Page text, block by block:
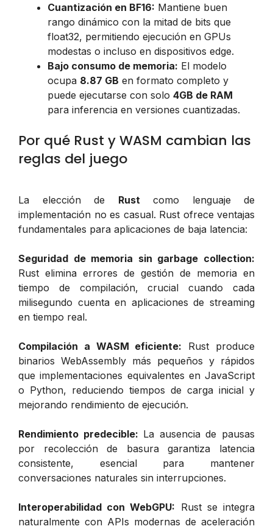
Cuantización en BF16: Mantiene buen
rango dinámico con la mitad de bits que
float32, permitiendo ejecución en GPUs
modestas o incluso en dispositivos edge.
Bajo consumo de memoria: El modelo
ocupa 8.87 GB en formato completo y
puede ejecutarse con solo 4GB de RAM
para inferencia en versiones cuantizadas.
Por qué Rust y WASM cambian las
reglas del juego
La elección de Rust como lenguaje de
implementación no es casual. Rust ofrece ventajas
fundamentales para aplicaciones de baja latencia:
Seguridad de memoria sin garbage collection:
Rust elimina errores de gestión de memoria en
tiempo de compilación, crucial cuando cada
milisegundo cuenta en aplicaciones de streaming
en tiempo real.
Compilación a WASM eficiente: Rust produce
binarios WebAssembly más pequeños y rápidos
que implementaciones equivalentes en JavaScript
o Python, reduciendo tiempos de carga inicial y
mejorando rendimiento de ejecución.
Rendimiento predecible: La ausencia de pausas
por recolección de basura garantiza latencia
consistente, esencial para mantener
conversaciones naturales sin interrupciones.
Interoperabilidad con WebGPU: Rust se integra
naturalmente con APIs modernas de aceleración